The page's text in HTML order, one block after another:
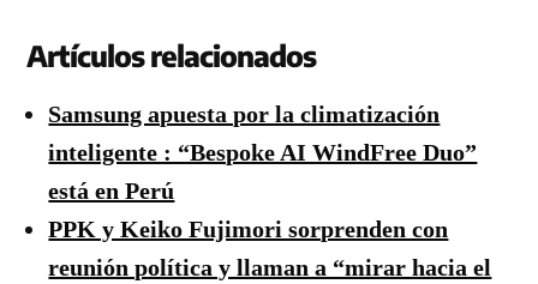
Artículos relacionados
Samsung apuesta por la climatización
inteligente : “Bespoke AI WindFree Duo”
está en Perú
PPK y Keiko Fujimori sorprenden con
reunión política y llaman a “mirar hacia el